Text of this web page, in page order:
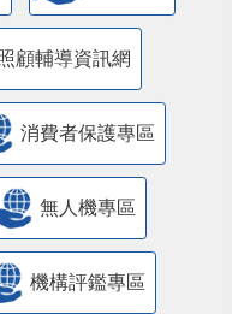
顧輔導資訊網
消費者保護專區
無人機專區
機構評鑑專區